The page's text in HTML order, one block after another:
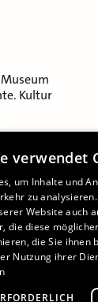
Kultur
Heritage
verwendet
um Inhalte und
zu
Website auch
die diese
die Sie ihnen
Nutzung ihrer